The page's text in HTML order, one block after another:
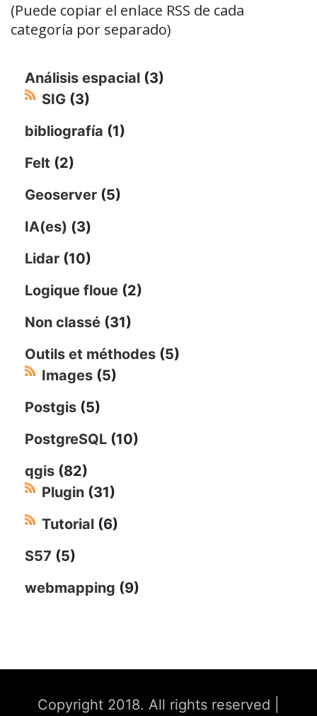
(Puede copiar el enlace RSS de cada
categoría por separado)
Análisis espacial (3)
SIG (3)
bibliografía (1)
Felt (2)
Geoserver (5)
IA(es) (3)
Lidar (10)
Logique floue (2)
Non classé (31)
Outils et méthodes (5)
Images (5)
Postgis (5)
PostgreSQL (10)
qgis (82)
Plugin (31)
Tutorial (6)
S57 (5)
webmapping (9)
Copyright 2018. All rights reserved